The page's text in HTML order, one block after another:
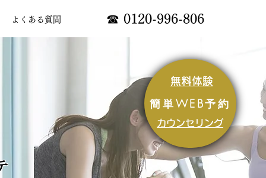
簡単WEB予約
無料体験
カウンセリング
よくある質問 ☎ 0120-996-806